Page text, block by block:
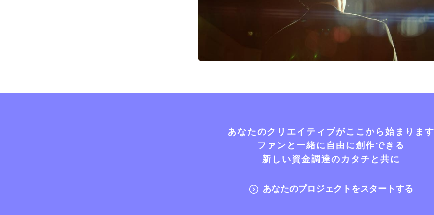
あなたのクリエイティブがここから始まります
ファンと一緒に自由に創作できる
新しい資金調達のカタチと共に
あなたのプロジェクトをスタートする